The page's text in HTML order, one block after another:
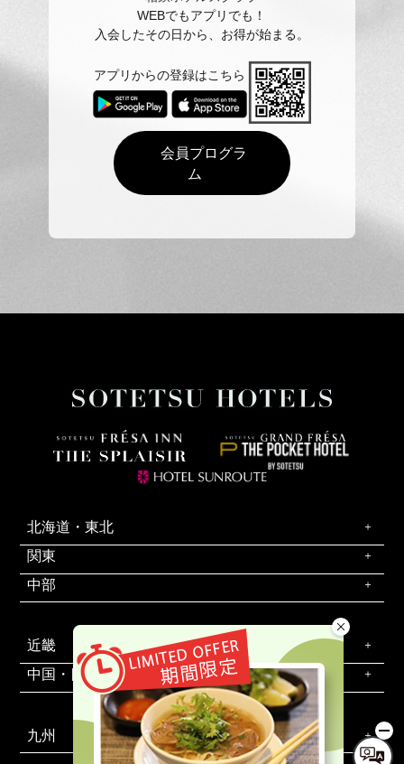
WEBでもアプリでも！
入会したその日から、お得が始まる。
会員プログラ
ム
アプリからの登録はこちら
北海道・東北
関東
中部
近畿
中国・四国
九州